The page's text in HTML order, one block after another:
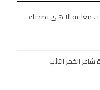
معلقة الا هبي بصحنك
الخمر التائب